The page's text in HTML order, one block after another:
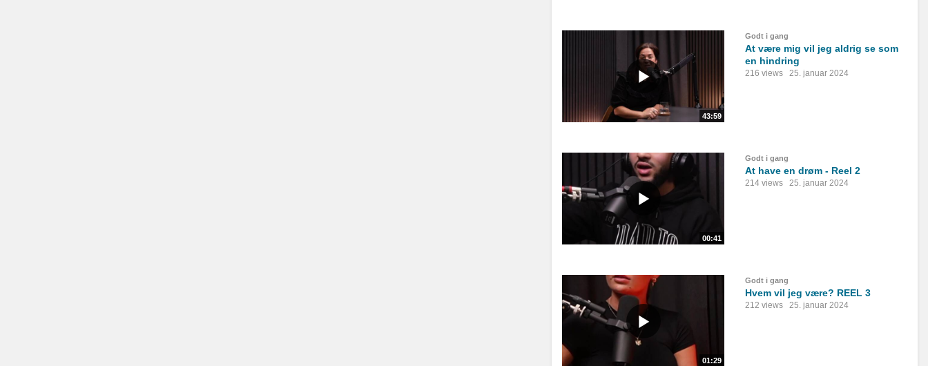
43:59
Godt i gang
At være mig vil jeg aldrig se som
en hindring
216 views 25. januar 2024
00:41
Godt i gang
At have en drøm - Reel 2
214 views 25. januar 2024
01:29
Godt i gang
Hvem vil jeg være? REEL 3
212 views 25. januar 2024